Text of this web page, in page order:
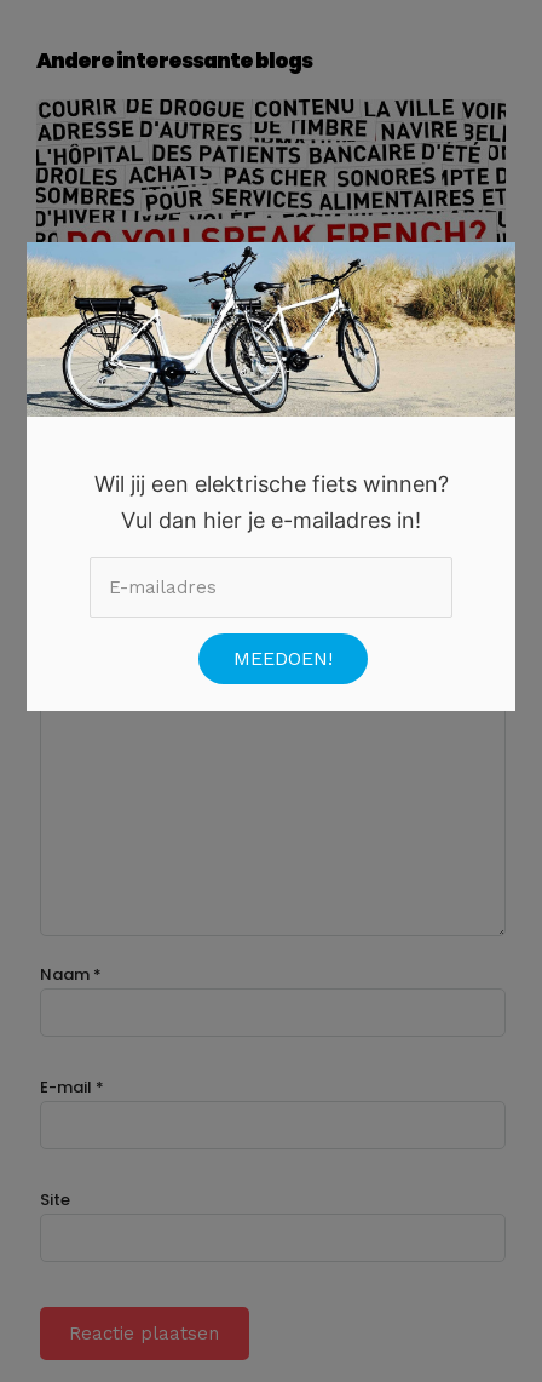
Andere interessante blogs
Vertalen naar het Frans? Dit moet je weten
Laat een reactie achter
Naam *
E-mail *
Site
Wil jij een elektrische fiets winnen?
Vul dan hier je e-mailadres in!
×